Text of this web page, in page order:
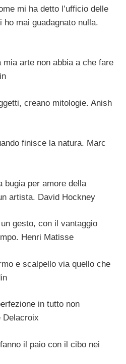
mi ha detto l’ufficio delle
mai guadagnato nulla.
arte non abbia a che fare
creano mitologie. Anish
finisce la natura. Marc
bugia per amore della
artista. David Hockney
gesto, con il vantaggio
Henri Matisse
e scalpello via quello che
in tutto non
Delacroix
il paio con il cibo nei